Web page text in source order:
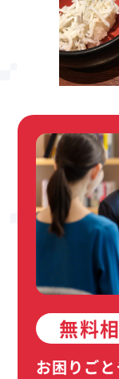
無料
お困りご